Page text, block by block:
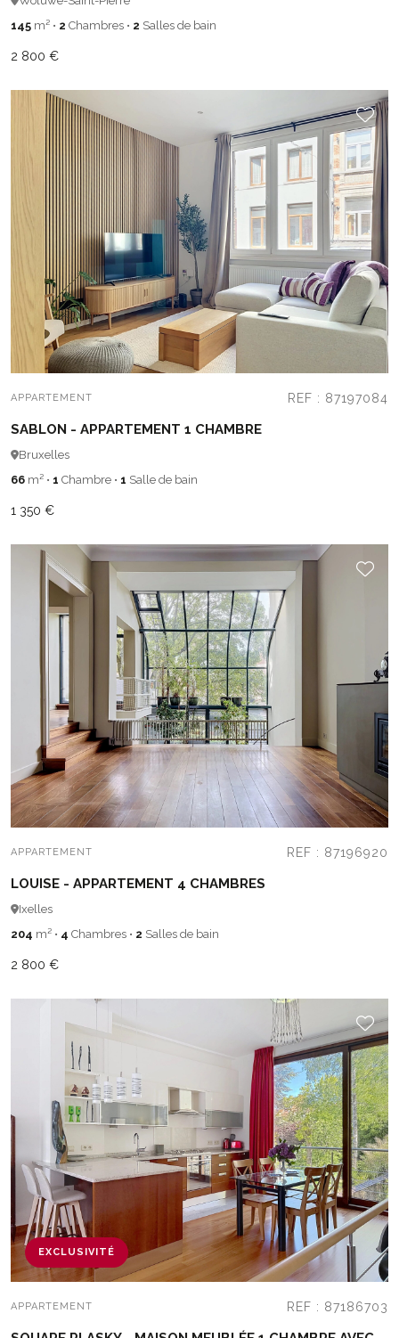
145 m² • 2 Chambres • 2 Salles de bain
2 800 €
APPARTEMENT REF : 87197084
SABLON - APPARTEMENT 1 CHAMBRE
Bruxelles
66 m² • 1 Chambre • 1 Salle de bain
1 350 €
APPARTEMENT REF : 87196920
LOUISE - APPARTEMENT 4 CHAMBRES
Ixelles
204 m² • 4 Chambres • 2 Salles de bain
2 800 €
EXCLUSIVITÉ
APPARTEMENT REF : 87186703